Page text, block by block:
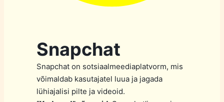
Snapchat
Snapchat on sotsiaalmeediaplatvorm, mis
võimaldab kasutajatel luua ja jagada
lühiajalisi pilte ja videoid.